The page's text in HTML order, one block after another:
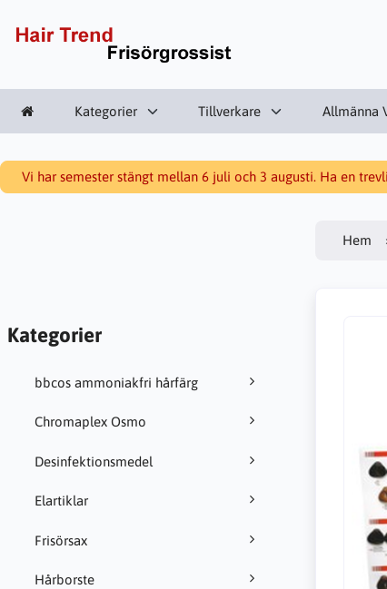
Kategorier Tillverkare Allmänna
Vi har semester stängt mellan 6 juli och 3 augusti. Ha en
Kategorier
bbcos ammoniakfri hårfärg
Chromaplex Osmo
Desinfektionsmedel
Elartiklar
Frisörsax
Hårborste
Hem